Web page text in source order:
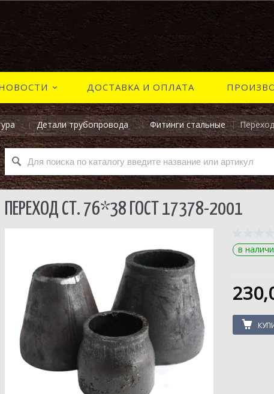
ДОСТАВКА И ОПЛАТА
Детали трубопровода Фитинги стальные
ПЕРЕХОД СТ. 76*38 ГОСТ 17378-2001
в